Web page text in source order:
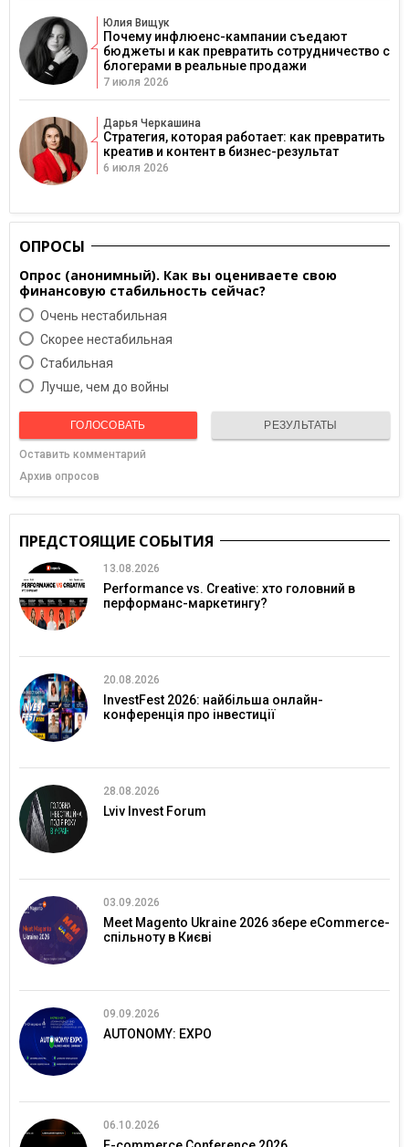
Юлия Вищук
Почему инфлюенс-кампании съедают
бюджеты и как превратить сотрудничество с
блогерами в реальные продажи
7 июля 2026
Дарья Черкашина
Стратегия, которая работает: как превратить
креатив и контент в бизнес-результат
6 июля 2026
ОПРОСЫ
Опрос (анонимный). Как вы оцениваете свою
финансовую стабильность сейчас?
Очень нестабильная
Скорее нестабильная
Cтабильная
Лучше, чем до войны
ГОЛОСОВАТЬ РЕЗУЛЬТАТЫ
Оставить комментарий
Архив опросов
ПРЕДСТОЯЩИЕ СОБЫТИЯ
13.08.2026
Performance vs. Creative: хто головний в
перформанс-маркетингу?
20.08.2026
InvestFest 2026: найбільша онлайн-
конференція про інвестиції
28.08.2026
Lviv Invest Forum
03.09.2026
Meet Magento Ukraine 2026 збере eCommerce-
спільноту в Києві
09.09.2026
AUTONOMY: EXPO
06.10.2026